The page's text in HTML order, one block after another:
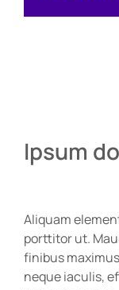
Ipsum
Aliquam
porttitor ut.
finibus
neque iaculis,